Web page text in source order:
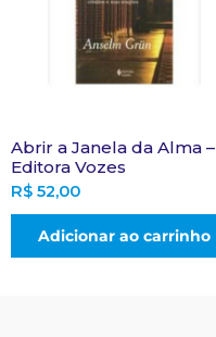
Abrir a Janela da Alma –
Editora Vozes
R$ 52,00
Adicionar ao carrinho